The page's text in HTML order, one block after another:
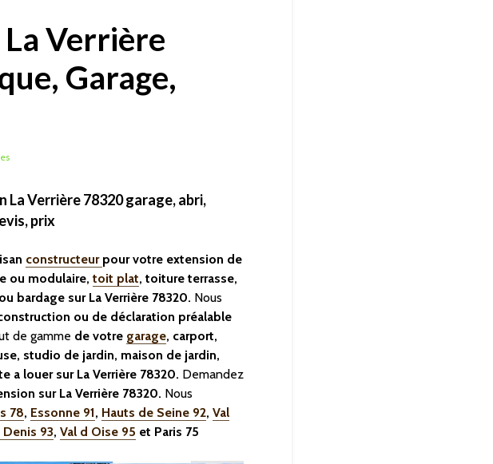
Verrière
Garage,
Verrière 78320 garage, abri,
prix
constructeur pour votre extension de
ou modulaire, toit plat, toiture terrasse,
bardage sur La Verrière 78320. Nous
ou de déclaration préalable
de gamme de votre garage, carport,
studio de jardin, maison de jardin,
a louer sur La Verrière 78320. Demandez
sur La Verrière 78320. Nous
78, Essonne 91, Hauts de Seine 92, Val
93, Val d Oise 95 et Paris 75